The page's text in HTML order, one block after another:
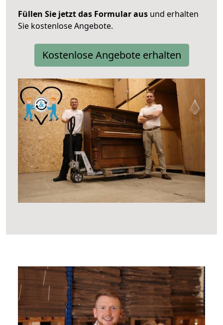
Füllen Sie jetzt das Formular aus und erhalten
Sie kostenlose Angebote.
Kostenlose Angebote erhalten